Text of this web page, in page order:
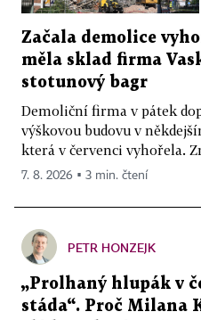
Začala demolice
měla sklad firma
stotunový bagr
Demoliční firma v pátek
výškovou budovu v
která v červenci vyhořela.
7. 8. 2026 ▪ 3 min. čtení
PETR HONZEJK
„Prolhaný hlupák v
stáda“. Proč Milana